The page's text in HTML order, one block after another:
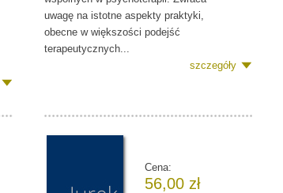
uwagę na istotne aspekty praktyki,
obecne w większości podejść
terapeutycznych...
szczegóły
Cena:
56,00 zł